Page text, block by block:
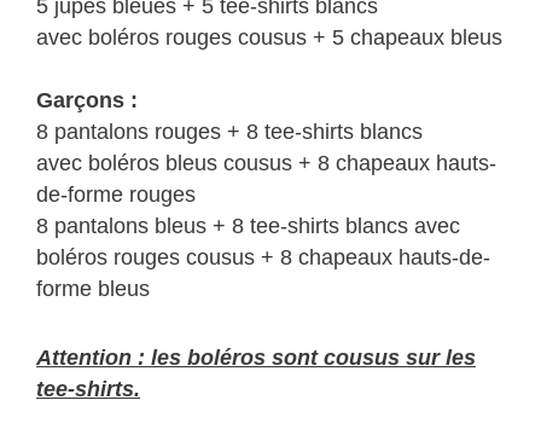
5 jupes bleues + 5 tee-shirts blancs
avec boléros rouges cousus + 5 chapeaux bleus
Garçons :
8 pantalons rouges + 8 tee-shirts blancs
avec boléros bleus cousus + 8 chapeaux hauts-
de-forme rouges
8 pantalons bleus + 8 tee-shirts blancs avec
boléros rouges cousus + 8 chapeaux hauts-de-
forme bleus
Attention : les boléros sont cousus sur les
tee-shirts.